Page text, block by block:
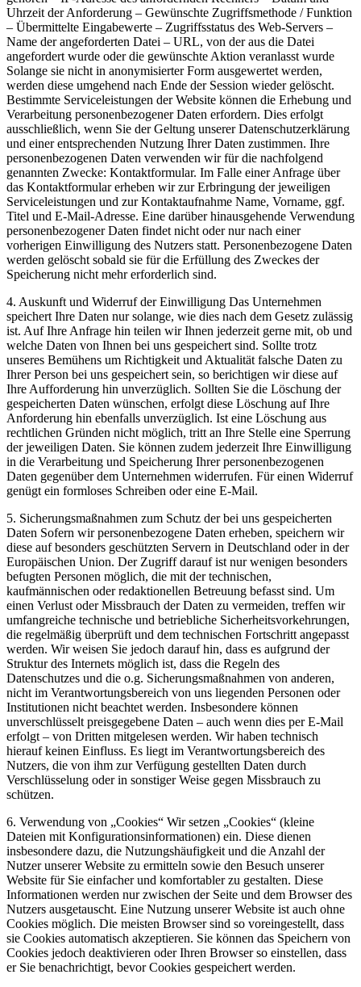
Uhrzeit der Anforderung – Gewünschte Zugriffsmethode / Funktion
– Übermittelte Eingabewerte – Zugriffsstatus des Web-Servers –
Name der angeforderten Datei – URL, von der aus die Datei
angefordert wurde oder die gewünschte Aktion veranlasst wurde
Solange sie nicht in anonymisierter Form ausgewertet werden,
werden diese umgehend nach Ende der Session wieder gelöscht.
Bestimmte Serviceleistungen der Website können die Erhebung und
Verarbeitung personenbezogener Daten erfordern. Dies erfolgt
ausschließlich, wenn Sie der Geltung unserer Datenschutzerklärung
und einer entsprechenden Nutzung Ihrer Daten zustimmen. Ihre
personenbezogenen Daten verwenden wir für die nachfolgend
genannten Zwecke: Kontaktformular. Im Falle einer Anfrage über
das Kontaktformular erheben wir zur Erbringung der jeweiligen
Serviceleistungen und zur Kontaktaufnahme Name, Vorname, ggf.
Titel und E-Mail-Adresse. Eine darüber hinausgehende Verwendung
personenbezogener Daten findet nicht oder nur nach einer
vorherigen Einwilligung des Nutzers statt. Personenbezogene Daten
werden gelöscht sobald sie für die Erfüllung des Zweckes der
Speicherung nicht mehr erforderlich sind.
4. Auskunft und Widerruf der Einwilligung Das Unternehmen
speichert Ihre Daten nur solange, wie dies nach dem Gesetz zulässig
ist. Auf Ihre Anfrage hin teilen wir Ihnen jederzeit gerne mit, ob und
welche Daten von Ihnen bei uns gespeichert sind. Sollte trotz
unseres Bemühens um Richtigkeit und Aktualität falsche Daten zu
Ihrer Person bei uns gespeichert sein, so berichtigen wir diese auf
Ihre Aufforderung hin unverzüglich. Sollten Sie die Löschung der
gespeicherten Daten wünschen, erfolgt diese Löschung auf Ihre
Anforderung hin ebenfalls unverzüglich. Ist eine Löschung aus
rechtlichen Gründen nicht möglich, tritt an Ihre Stelle eine Sperrung
der jeweiligen Daten. Sie können zudem jederzeit Ihre Einwilligung
in die Verarbeitung und Speicherung Ihrer personenbezogenen
Daten gegenüber dem Unternehmen widerrufen. Für einen Widerruf
genügt ein formloses Schreiben oder eine E-Mail.
5. Sicherungsmaßnahmen zum Schutz der bei uns gespeicherten
Daten Sofern wir personenbezogene Daten erheben, speichern wir
diese auf besonders geschützten Servern in Deutschland oder in der
Europäischen Union. Der Zugriff darauf ist nur wenigen besonders
befugten Personen möglich, die mit der technischen,
kaufmännischen oder redaktionellen Betreuung befasst sind. Um
einen Verlust oder Missbrauch der Daten zu vermeiden, treffen wir
umfangreiche technische und betriebliche Sicherheitsvorkehrungen,
die regelmäßig überprüft und dem technischen Fortschritt angepasst
werden. Wir weisen Sie jedoch darauf hin, dass es aufgrund der
Struktur des Internets möglich ist, dass die Regeln des
Datenschutzes und die o.g. Sicherungsmaßnahmen von anderen,
nicht im Verantwortungsbereich von uns liegenden Personen oder
Institutionen nicht beachtet werden. Insbesondere können
unverschlüsselt preisgegebene Daten – auch wenn dies per E-Mail
erfolgt – von Dritten mitgelesen werden. Wir haben technisch
hierauf keinen Einfluss. Es liegt im Verantwortungsbereich des
Nutzers, die von ihm zur Verfügung gestellten Daten durch
Verschlüsselung oder in sonstiger Weise gegen Missbrauch zu
schützen.
6. Verwendung von „Cookies“ Wir setzen „Cookies“ (kleine
Dateien mit Konfigurationsinformationen) ein. Diese dienen
insbesondere dazu, die Nutzungshäufigkeit und die Anzahl der
Nutzer unserer Website zu ermitteln sowie den Besuch unserer
Website für Sie einfacher und komfortabler zu gestalten. Diese
Informationen werden nur zwischen der Seite und dem Browser des
Nutzers ausgetauscht. Eine Nutzung unserer Website ist auch ohne
Cookies möglich. Die meisten Browser sind so voreingestellt, dass
sie Cookies automatisch akzeptieren. Sie können das Speichern von
Cookies jedoch deaktivieren oder Ihren Browser so einstellen, dass
er Sie benachrichtigt, bevor Cookies gespeichert werden.